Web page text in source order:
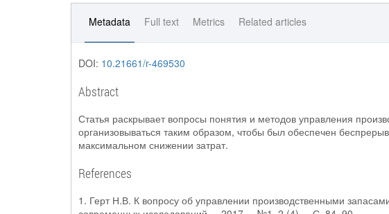
Metadata Full text Metrics Related articles
DOI: 10.21661/r-469530
Abstract
Статья раскрывает вопросы понятия и методов управления
организовываться таким образом, чтобы был обеспечен
максимальном снижении затрат.
References
1. Герт Н.В. К вопросу об управлении производственными